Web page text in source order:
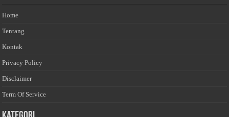
Home
Tentang
Kontak
Privacy Policy
Disclaimer
Term Of Service